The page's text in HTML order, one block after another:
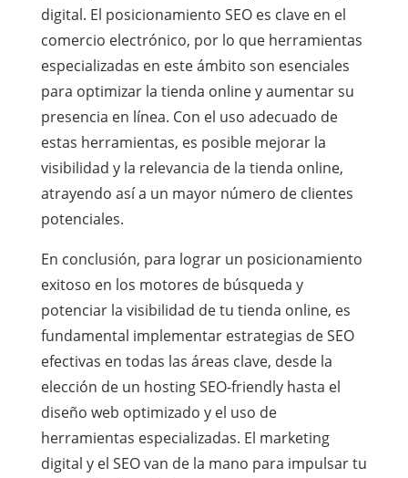
digital. El posicionamiento SEO es clave en el
comercio electrónico, por lo que herramientas
especializadas en este ámbito son esenciales
para optimizar la tienda online y aumentar su
presencia en línea. Con el uso adecuado de
estas herramientas, es posible mejorar la
visibilidad y la relevancia de la tienda online,
atrayendo así a un mayor número de clientes
potenciales.
En conclusión, para lograr un posicionamiento
exitoso en los motores de búsqueda y
potenciar la visibilidad de tu tienda online, es
fundamental implementar estrategias de SEO
efectivas en todas las áreas clave, desde la
elección de un hosting SEO-friendly hasta el
diseño web optimizado y el uso de
herramientas especializadas. El marketing
digital y el SEO van de la mano para impulsar tu